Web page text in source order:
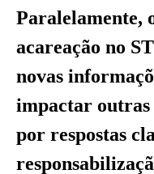
Paralelamente,
acareação no
novas
impactar outras
por respostas